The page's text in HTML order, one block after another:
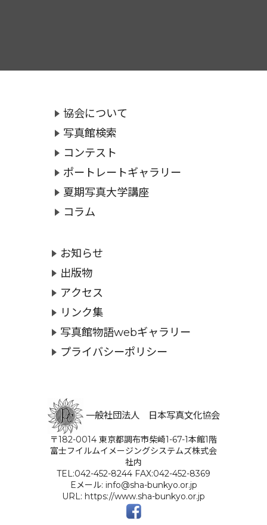
協会について
写真館検索
コンテスト
ポートレートギャラリー
夏期写真大学講座
コラム
お知らせ
出版物
アクセス
リンク集
写真館物語webギャラリー
プライバシーポリシー
一般社団法人 日本写真文化協会
〒182-0014 東京都調布市柴崎1-67-1本館1階
富士フイルムイメージングシステムズ株式会
社内
TEL:042-452-8244 FAX:042-452-8369
Eメール: info@sha-bunkyo.or.jp
URL: https://www.sha-bunkyo.or.jp